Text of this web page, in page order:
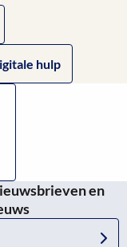
hulp
en